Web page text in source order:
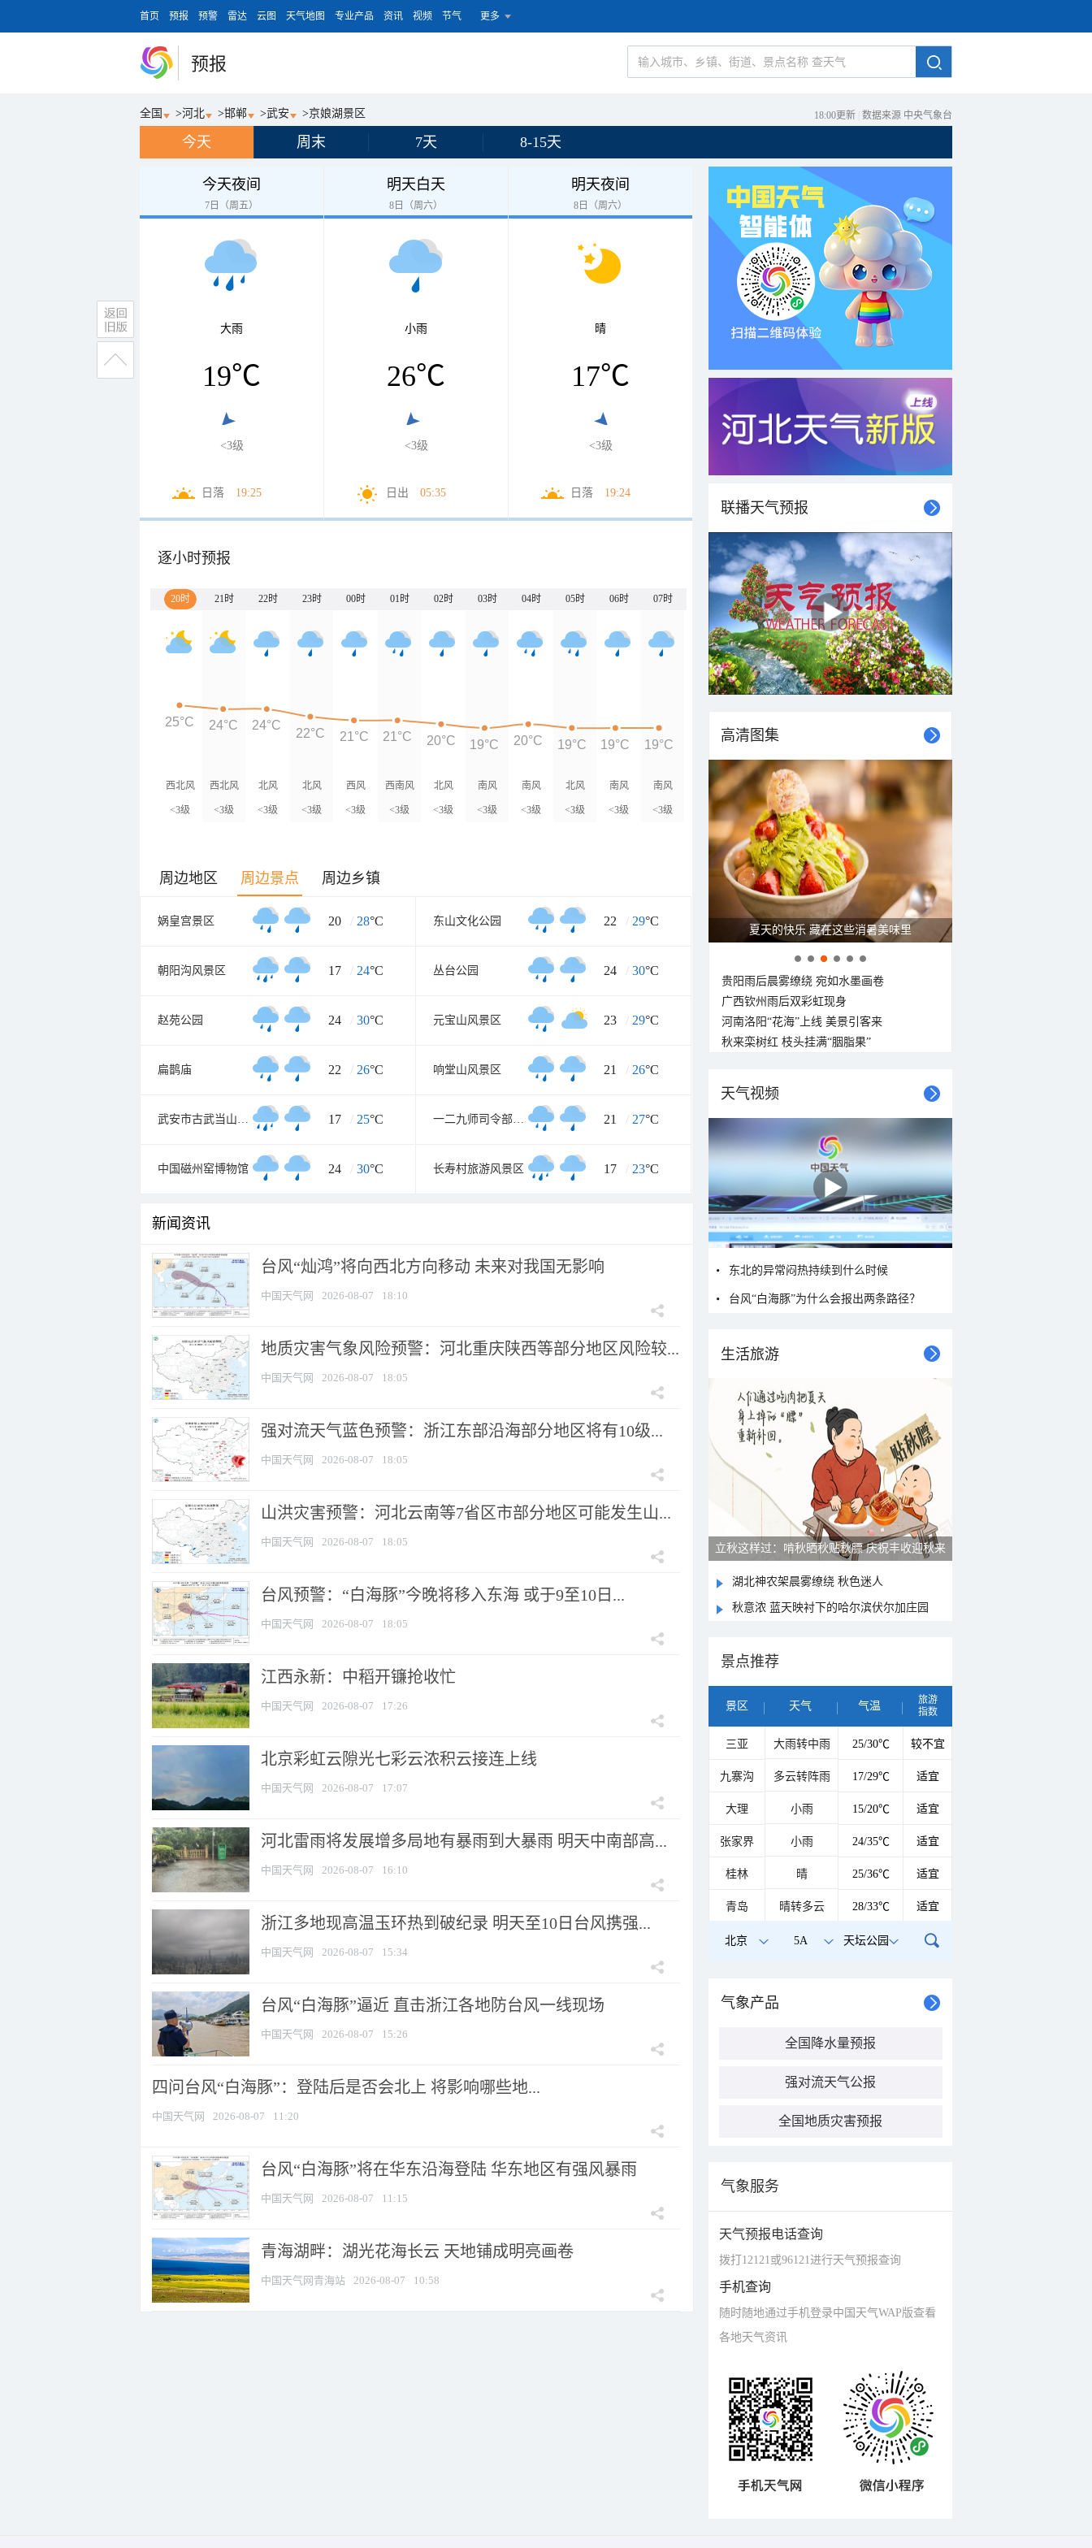
首页 预报 预警 雷达 云图 天气地图 专业产品 资讯 视频 节气 更多
预报
全国 >河北 >邯郸 >武安 >京娘湖景区 18:00更新 数据来源 中央气象台
今天 周末 7天 8-15天
今天夜间
7日（周五）
大雨
19℃
<3级
日落 19:25
明天白天
8日（周六）
小雨
26℃
<3级
日出 05:35
明天夜间
8日（周六）
晴
17℃
<3级
日落 19:24
逐小时预报
20时 21时 22时 23时 00时 01时 02时 03时 04时 05时 06时 07时
西北风
<3级
西北风
<3级
北风
<3级
北风
<3级
西风
<3级
西南风
<3级
北风
<3级
南风
<3级
南风
<3级
北风
<3级
南风
<3级
南风
<3级
25°C 24°C 24°C
22°C 21°C 21°C 20°C 19°C 20°C 19°C 19°C 19°C
周边地区 周边景点 周边乡镇
娲皇宫景区 20 / 28°C 东山文化公园 22 / 29°C
朝阳沟风景区 17 / 24°C 丛台公园 24 / 30°C
赵苑公园 24 / 30°C 元宝山风景区 23 / 29°C
扁鹊庙 22 / 26°C 响堂山风景区 21 / 26°C
武安市古武当山景区 17 / 25°C 一二九师司令部旧址 21 / 27°C
中国磁州窑博物馆 24 / 30°C 长寿村旅游风景区 17 / 23°C
新闻资讯
台风“灿鸿”将向西北方向移动 未来对我国无影响
中国天气网 2026-08-07 18:10
地质灾害气象风险预警：河北重庆陕西等部分地区风险较...
中国天气网 2026-08-07 18:05
强对流天气蓝色预警：浙江东部沿海部分地区将有10级...
中国天气网 2026-08-07 18:05
山洪灾害预警：河北云南等7省区市部分地区可能发生山...
中国天气网 2026-08-07 18:05
台风预警：“白海豚”今晚将移入东海 或于9至10日...
中国天气网 2026-08-07 18:05
江西永新：中稻开镰抢收忙
中国天气网 2026-08-07 17:26
北京彩虹云隙光七彩云浓积云接连上线
中国天气网 2026-08-07 17:07
河北雷雨将发展增多局地有暴雨到大暴雨 明天中南部高...
中国天气网 2026-08-07 16:10
浙江多地现高温玉环热到破纪录 明天至10日台风携强...
中国天气网 2026-08-07 15:34
台风“白海豚”逼近 直击浙江各地防台风一线现场
中国天气网 2026-08-07 15:26
四问台风“白海豚”：登陆后是否会北上 将影响哪些地...
中国天气网 2026-08-07 11:20
台风“白海豚”将在华东沿海登陆 华东地区有强风暴雨
中国天气网 2026-08-07 11:15
青海湖畔：湖光花海长云 天地铺成明亮画卷
中国天气网青海站 2026-08-07 10:58
联播天气预报
高清图集
夏天的快乐 藏在这些消暑美味里
贵阳雨后晨雾缭绕 宛如水墨画卷
广西钦州雨后双彩虹现身
河南洛阳“花海”上线 美景引客来
秋来栾树红 枝头挂满“胭脂果”
天气视频
东北的异常闷热持续到什么时候
台风“白海豚”为什么会报出两条路径？
生活旅游
立秋这样过：啃秋晒秋贴秋膘 庆祝丰收迎秋来
湖北神农架晨雾缭绕 秋色迷人
秋意浓 蓝天映衬下的哈尔滨伏尔加庄园
景点推荐
景区 天气 气温
旅游
指数
三亚 大雨转中雨 25/30℃ 较不宜
九寨沟 多云转阵雨 17/29℃ 适宜
大理 小雨 15/20℃ 适宜
张家界 小雨 24/35℃ 适宜
桂林 晴 25/36℃ 适宜
青岛 晴转多云 28/33℃ 适宜
北京 5A 天坛公园
气象产品
全国降水量预报
强对流天气公报
全国地质灾害预报
气象服务
天气预报电话查询
拨打12121或96121进行天气预报查询
手机查询
随时随地通过手机登录中国天气WAP版查看
各地天气资讯